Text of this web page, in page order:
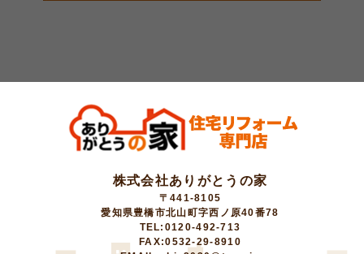
株式会社ありがとうの家
〒441-8105
愛知県豊橋市北山町字西ノ原40番78
TEL:0120-492-713
FAX:0532-29-8910